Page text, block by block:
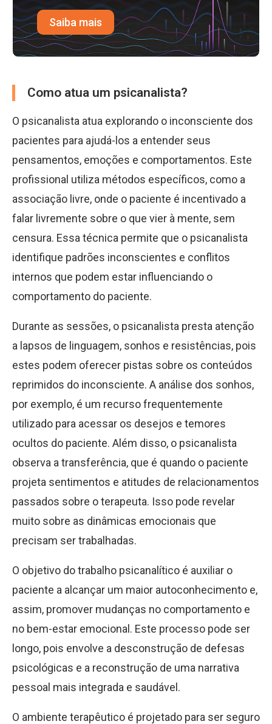
Saiba mais
Como atua um psicanalista?
O psicanalista atua explorando o inconsciente dos
pacientes para ajudá-los a entender seus
pensamentos, emoções e comportamentos. Este
profissional utiliza métodos específicos, como a
associação livre, onde o paciente é incentivado a
falar livremente sobre o que vier à mente, sem
censura. Essa técnica permite que o psicanalista
identifique padrões inconscientes e conflitos
internos que podem estar influenciando o
comportamento do paciente.
Durante as sessões, o psicanalista presta atenção
a lapsos de linguagem, sonhos e resistências, pois
estes podem oferecer pistas sobre os conteúdos
reprimidos do inconsciente. A análise dos sonhos,
por exemplo, é um recurso frequentemente
utilizado para acessar os desejos e temores
ocultos do paciente. Além disso, o psicanalista
observa a transferência, que é quando o paciente
projeta sentimentos e atitudes de relacionamentos
passados sobre o terapeuta. Isso pode revelar
muito sobre as dinâmicas emocionais que
precisam ser trabalhadas.
O objetivo do trabalho psicanalítico é auxiliar o
paciente a alcançar um maior autoconhecimento e,
assim, promover mudanças no comportamento e
no bem-estar emocional. Este processo pode ser
longo, pois envolve a desconstrução de defesas
psicológicas e a reconstrução de uma narrativa
pessoal mais integrada e saudável.
O ambiente terapêutico é projetado para ser seguro